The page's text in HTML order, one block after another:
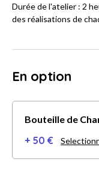
Durée de l'atelier : 2
des réalisations de
En option
Bouteille de
+ 50 €